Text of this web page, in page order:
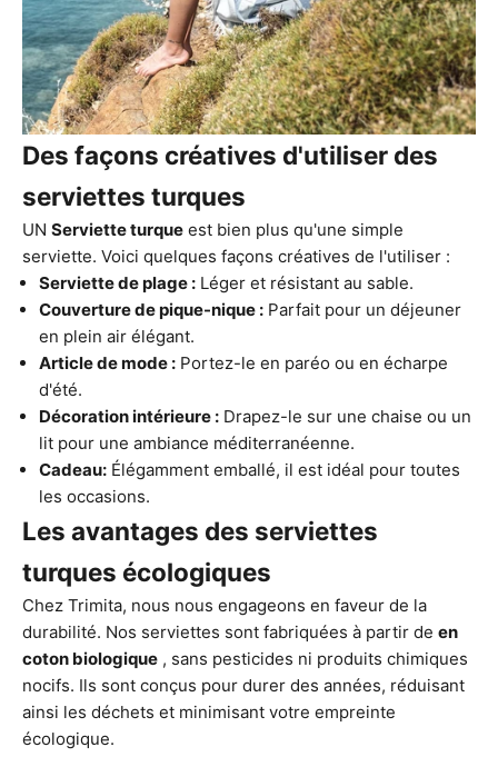
Des façons créatives d'utiliser des
serviettes turques
UN Serviette turque est bien plus qu'une simple
serviette. Voici quelques façons créatives de l'utiliser :
Serviette de plage : Léger et résistant au sable.
Couverture de pique-nique : Parfait pour un déjeuner
en plein air élégant.
Article de mode : Portez-le en paréo ou en écharpe
d'été.
Décoration intérieure : Drapez-le sur une chaise ou un
lit pour une ambiance méditerranéenne.
Cadeau: Élégamment emballé, il est idéal pour toutes
les occasions.
Les avantages des serviettes
turques écologiques
Chez Trimita, nous nous engageons en faveur de la
durabilité. Nos serviettes sont fabriquées à partir de en
coton biologique , sans pesticides ni produits chimiques
nocifs. Ils sont conçus pour durer des années, réduisant
ainsi les déchets et minimisant votre empreinte
écologique.